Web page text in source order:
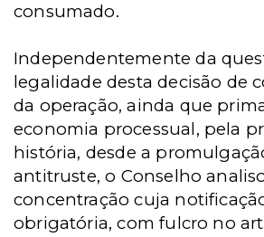
consumado.
Independentemente da
legalidade desta decisão de
da operação, ainda que
economia processual, pela
história, desde a
antitruste, o Conselho
concentração cuja
obrigatória, com fulcro no art.